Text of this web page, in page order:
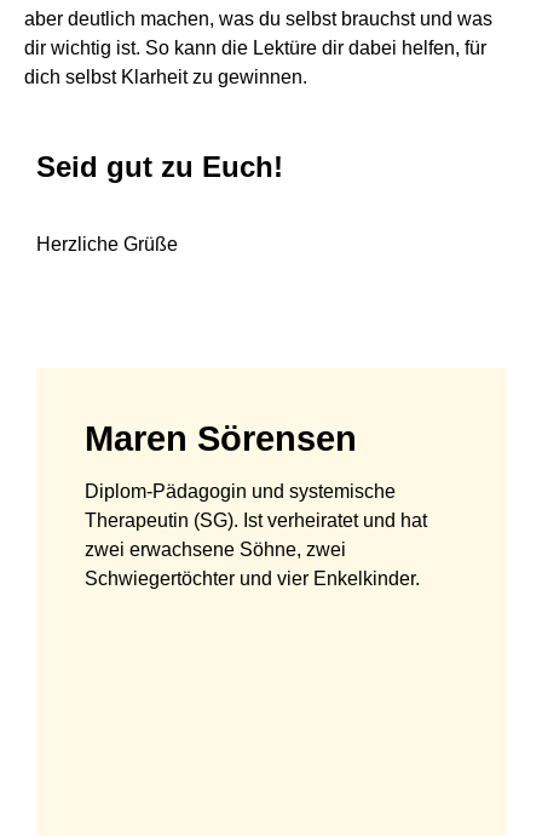
aber deutlich machen, was du selbst brauchst und was
dir wichtig ist. So kann die Lektüre dir dabei helfen, für
dich selbst Klarheit zu gewinnen.
Seid gut zu Euch!
Herzliche Grüße
Maren Sörensen
Diplom-Pädagogin und systemische
Therapeutin (SG). Ist verheiratet und hat
zwei erwachsene Söhne, zwei
Schwiegertöchter und vier Enkelkinder.